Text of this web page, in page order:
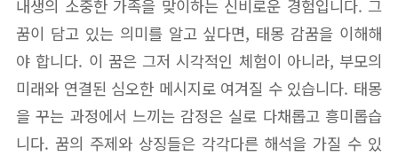
내생의 소중한 가족을 맞이하는 신비로운 경험입니다. 그
꿈이 담고 있는 의미를 알고 싶다면, 태몽 감꿈을 이해해
야 합니다. 이 꿈은 그저 시각적인 체험이 아니라, 부모의
미래와 연결된 심오한 메시지로 여겨질 수 있습니다. 태몽
을 꾸는 과정에서 느끼는 감정은 실로 다채롭고 흥미롭습
니다. 꿈의 주제와 상징들은 각각다른 해석을 가질 수 있